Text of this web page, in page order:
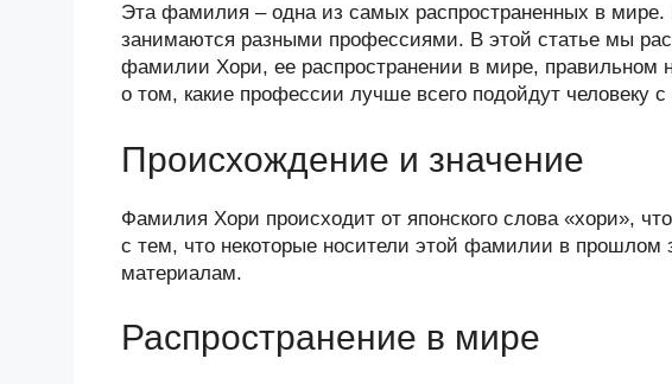
n
o
kl
a
ss
ni
ki
c
e
b
o
o
k
tt
er
g
g
er
e
J
o
ur
n
al
.R
u
p
e
er at
s
A
e
gr
a
Эта фамилия – одна из самых распространенных в мире.
занимаются разными профессиями. В этой статье мы
фамилии Хори, ее распространении в мире, правильном
о том, какие профессии лучше всего подойдут человеку
Происхождение и значение
Фамилия Хори происходит от японского слова «хори»,
с тем, что некоторые носители этой фамилии в прошлом
материалам.
Распространение в мире